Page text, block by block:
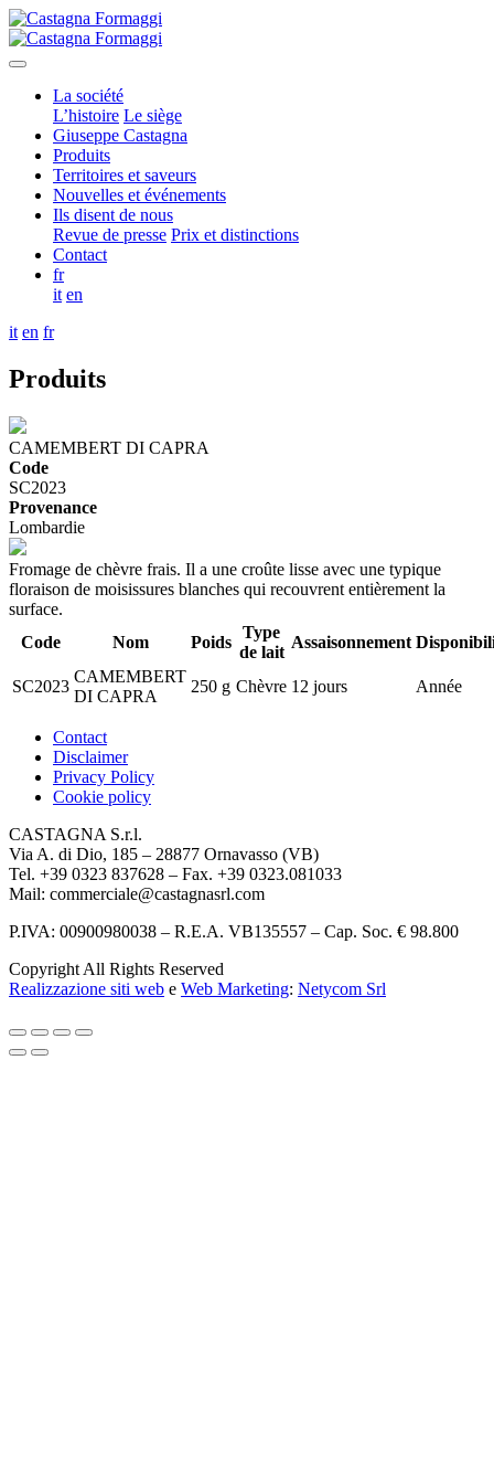
La société
L’histoire Le siège
Giuseppe Castagna
Produits
Territoires et saveurs
Nouvelles et événements
Ils disent de nous
Revue de presse Prix et distinctions
Contact
fr
it en
it en fr
Produits
CAMEMBERT DI CAPRA
Code
SC2023
Provenance
Lombardie
Fromage de chèvre frais. Il a une croûte lisse avec une typique
floraison de moisissures blanches qui recouvrent entièrement la
surface.
Code
Nom Poids
Type
de lait
Assaisonnement
SC2023
CAMEMBERT
DI CAPRA
250 g Chèvre 12 jours Année
Contact
Disclaimer
Privacy Policy
Cookie policy
CASTAGNA S.r.l.
Via A. di Dio, 185 – 28877 Ornavasso (VB)
Tel. +39 0323 837628 – Fax. +39 0323.081033
Mail: commerciale@castagnasrl.com
P.IVA: 00900980038 – R.E.A. VB135557 – Cap. Soc. € 98.800
Copyright All Rights Reserved
Realizzazione siti web e Web Marketing: Netycom Srl